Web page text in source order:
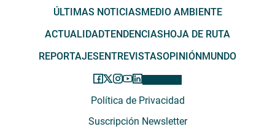
ÚLTIMAS NOTICIASMEDIO AMBIENTE
ACTUALIDADTENDENCIASHOJA DE RUTA
REPORTAJESENTREVISTASOPINIÓNMUNDO
Política de Privacidad
Suscripción Newsletter